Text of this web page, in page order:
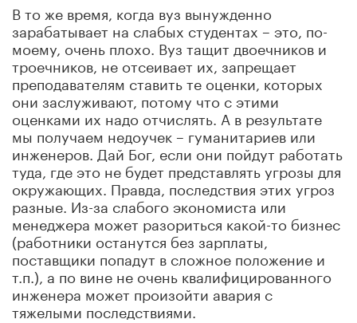
В то же время, когда вуз вынужденно
зарабатывает на слабых студентах – это, по-
моему, очень плохо. Вуз тащит двоечников и
троечников, не отсеивает их, запрещает
преподавателям ставить те оценки, которых
они заслуживают, потому что с этими
оценками их надо отчислять. А в результате
мы получаем недоучек – гуманитариев или
инженеров. Дай Бог, если они пойдут работать
туда, где это не будет представлять угрозы для
окружающих. Правда, последствия этих угроз
разные. Из-за слабого экономиста или
менеджера может разориться какой-то бизнес
(работники останутся без зарплаты,
поставщики попадут в сложное положение и
т.п.), а по вине не очень квалифицированного
инженера может произойти авария с
тяжелыми последствиями.